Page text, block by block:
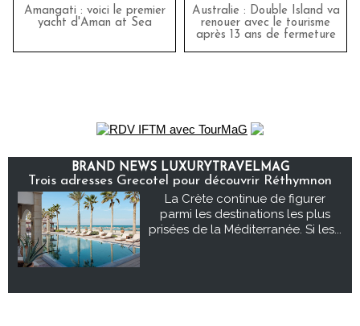
Amangati : voici le premier
yacht d'Aman at Sea
Australie : Double Island va
renouer avec le tourisme
après 13 ans de fermeture
BRAND NEWS LUXURYTRAVELMAG
Trois adresses Grecotel pour découvrir Réthymnon
La Crète continue de figurer
parmi les destinations les plus
prisées de la Méditerranée. Si les...